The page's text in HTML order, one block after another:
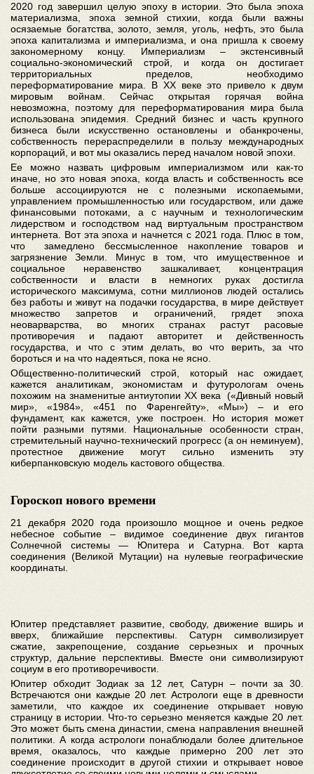
2020 год завершил целую эпоху в истории. Это была эпоха
материализма, эпоха земной стихии, когда были важны
осязаемые богатства, золото, земля, уголь, нефть, это была
эпоха капитализма и империализма, и она пришла к своему
закономерному концу. Империализм – экстенсивный
социально-экономический строй, и когда он достигает
территориальных пределов, необходимо
переформатирование мира. В ХХ веке это привело к двум
мировым войнам. Сейчас открытая горячая война
невозможна, поэтому для переформатирования мира была
использована эпидемия. Средний бизнес и часть крупного
бизнеса были искусственно остановлены и обанкрочены,
собственность перераспределили в пользу международных
корпораций, и вот мы оказались перед началом новой эпохи.
Ее можно назвать цифровым империализмом или как-то
иначе, но это новая эпоха, когда власть и собственность все
больше ассоциируются не с полезными ископаемыми,
управлением промышленностью или государством, или даже
финансовыми потоками, а с научным и технологическим
лидерством и господством над виртуальным пространством
интернета. Вот эта эпоха и начнется с 2021 года. Плюс в том,
что замедлено бессмысленное накопление товаров и
загрязнение Земли. Минус в том, что имущественное и
социальное неравенство зашкаливает, концентрация
собственности и власти в немногих руках достигла
исторического максимума, сотни миллионов людей остались
без работы и живут на подачки государства, в мире действует
множество запретов и ограничений, грядет эпоха
неоварварства, во многих странах растут расовые
противоречия и падают авторитет и действенность
государства, и что с этим делать, во что верить, за что
бороться и на что надеяться, пока не ясно.
Общественно-политический строй, который нас ожидает,
кажется аналитикам, экономистам и футурологам очень
похожим на знаменитые антиутопии XX века («Дивный новый
мир», «1984», «451 по Фаренгейту», «Мы») – и его
фундамент, как кажется, уже построен. Но история может
пойти разными путями. Национальные особенности стран,
стремительный научно-технический прогресс (а он неминуем),
протестное движение могут сильно изменить эту
киберпанковскую модель кастового общества.
Гороскоп нового времени
21 декабря 2020 года произошло мощное и очень редкое
небесное событие – видимое соединение двух гигантов
Солнечной системы — Юпитера и Сатурна. Вот карта
соединения (Великой Мутации) на нулевые географические
координаты.
Юпитер представляет развитие, свободу, движение вширь и
вверх, ближайшие перспективы. Сатурн символизирует
сжатие, закрепощение, создание серьезных и прочных
структур, дальние перспективы. Вместе они символизируют
социум в его противоречивости.
Юпитер обходит Зодиак за 12 лет, Сатурн – почти за 30.
Встречаются они каждые 20 лет. Астрологи еще в древности
заметили, что каждое их соединение открывает новую
страницу в истории. Что-то серьезно меняется каждые 20 лет.
Это может быть смена династии, смена направления внешней
политики. А когда астрологи понаблюдали более длительное
время, оказалось, что каждые примерно 200 лет это
соединение происходит в другой стихии и открывает новое